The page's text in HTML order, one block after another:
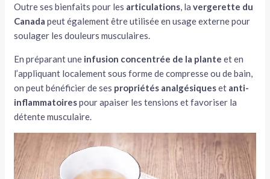
Outre ses bienfaits pour les articulations , lavergerette du
Canada peut également être utilisée en usage externe pour
soulager les douleurs musculaires.
En préparant une infusion concentrée de la plante et en
l’appliquant localement sous forme de compresse ou de bain,
on peut bénéficier de ses propriétés analgésiqueset anti-
inflammatoirespour apaiser les tensions et favoriser la
détente musculaire.